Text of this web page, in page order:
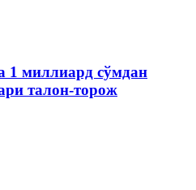
1 миллиард сўмдан
талон-торож